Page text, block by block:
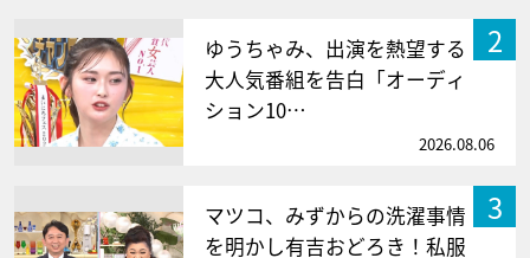
2
ゆうちゃみ、出演を熱望する
大人気番組を告白「オーディ
ション10…
2026.08.06
3
マツコ、みずからの洗濯事情
を明かし有吉おどろき！私服